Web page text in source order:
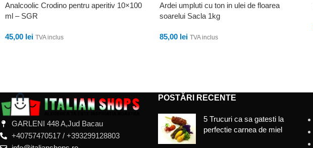
Analcoolic Crodino pentru aperitiv 10×100
ml – SGR
45,00 lei TVA inclus
Ardei umpluti cu ton in ulei de floarea
soarelui Sacla 1kg
85,00 lei TVA inclus
GARLENI 448 A,Jud Bacau
+40757470517 / +393299128803
POSTĂRI RECENTE
5 Trucuri ca sa gatesti la
perfectie carnea de miel